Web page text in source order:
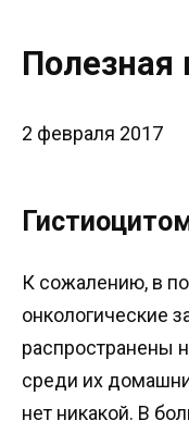
2 февраля 2017
К сожалению, в
онкологические
распространены
среди их
нет никакой. В